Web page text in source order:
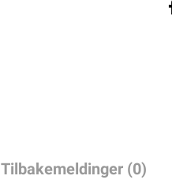
Tilbakemeldinger (0)